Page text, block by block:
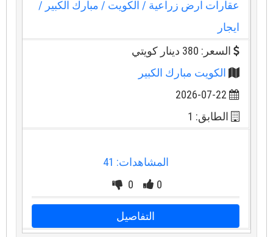
عقارات ارض زراعية/ الكويت/ مبارك الكبير /
ايجار
السعر: 380 دينار كويتي
الكويت مبارك الكبير
2026-07-22
الطابق: 1
المشاهدات: 41
0
0
التفاصيل